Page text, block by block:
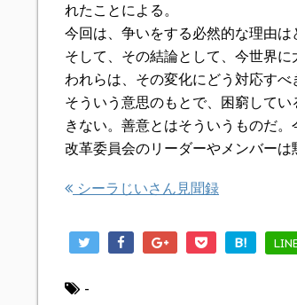
れたことによる。
今回は、争いをする必然的な理由
そして、その結論として、今世界に
われらは、その変化にどう対応すべ
そういう意思のもとで、困窮して
きない。善意とはそういうものだ
改革委員会のリーダーやメンバーは
シーラじいさん見聞録
B!
-